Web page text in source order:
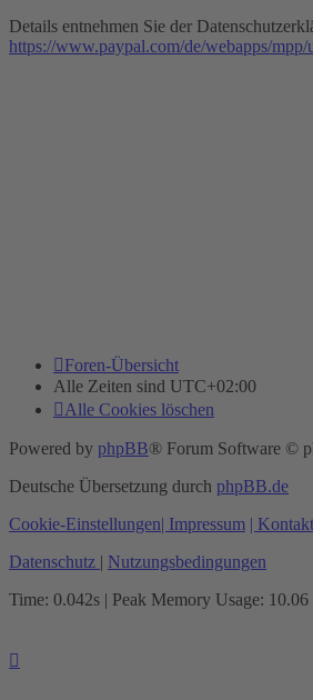
Details entnehmen Sie der
https://www.paypal.com/de/webapps/
Foren-Übersicht
Alle Zeiten sind UTC+02:00
Alle Cookies löschen
Powered by phpBB® Forum Software ©
Deutsche Übersetzung durch phpBB.de
Cookie-Einstellungen| Impressum | Kontakt
Datenschutz | Nutzungsbedingungen
Time: 0.042s | Peak Memory Usage: